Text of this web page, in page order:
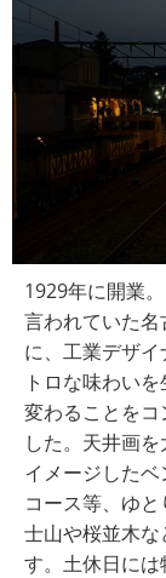
1929年に開業
言われていた
に、工業デザ
トロな味わい
変わることを
した。天井画
イメージした
コース等、ゆ
士山や桜並木
す。土休日に